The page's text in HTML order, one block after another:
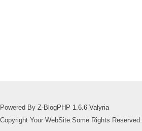
Powered By Z-BlogPHP 1.6.6 Valyria
Copyright Your WebSite.Some Rights Reserved.